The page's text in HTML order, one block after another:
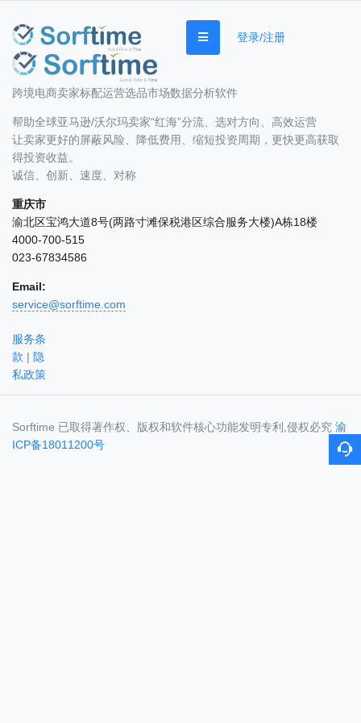
登录/注册
跨境电商卖家标配运营选品市场数据分析软件
帮助全球亚马逊/沃尔玛卖家“红海”分流、选对方向、高效运营
让卖家更好的屏蔽风险、降低费用、缩短投资周期，更快更高获取
得投资收益。
诚信、创新、速度、对称
重庆市
渝北区宝鸿大道8号(两路寸滩保税港区综合服务大楼)A栋18楼
4000-700-515
023-67834586
Email:
service@sorftime.com
服务条
款 | 隐
私政策
Sorftime 已取得著作权、版权和软件核心功能发明专利,侵权必究 渝
ICP备18011200号